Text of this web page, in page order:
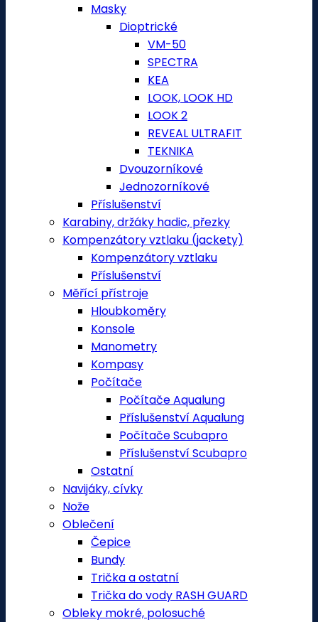
Masky
Dioptrické
VM-50
SPECTRA
KEA
LOOK, LOOK HD
LOOK 2
REVEAL ULTRAFIT
TEKNIKA
Dvouzorníkové
Jednozorníkové
Příslušenství
Karabiny, držáky hadic, přezky
Kompenzátory vztlaku (jackety)
Kompenzátory vztlaku
Příslušenství
Měřící přístroje
Hloubkoměry
Konsole
Manometry
Kompasy
Počítače
Počítače Aqualung
Příslušenství Aqualung
Počítače Scubapro
Příslušenství Scubapro
Ostatní
Navijáky, cívky
Nože
Oblečení
Čepice
Bundy
Trička a ostatní
Trička do vody RASH GUARD
Obleky mokré, polosuché